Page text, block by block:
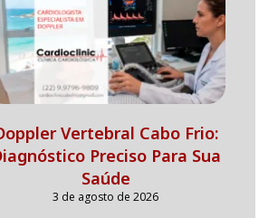
Vertebral Cabo Frio:
Preciso Para Sua
Saúde
3 de agosto de 2026